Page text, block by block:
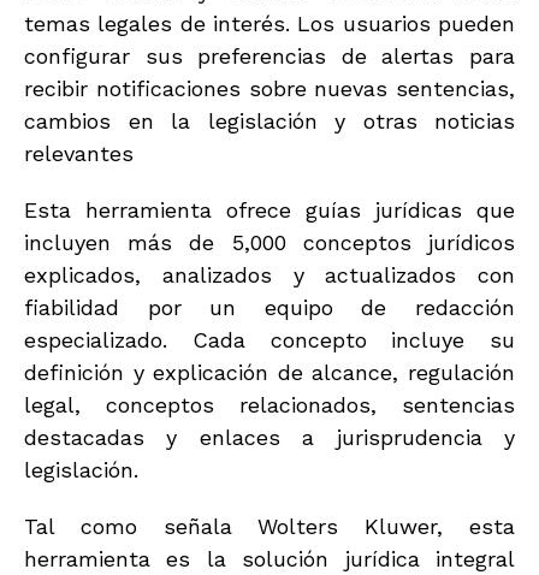
temas legales de interés. Los usuarios pueden
configurar sus preferencias de alertas para
recibir notificaciones sobre nuevas sentencias,
cambios en la legislación y otras noticias
relevantes
Esta herramienta ofrece guías jurídicas que
incluyen más de 5,000 conceptos jurídicos
explicados, analizados y actualizados con
fiabilidad por un equipo de redacción
especializado. Cada concepto incluye su
definición y explicación de alcance, regulación
legal, conceptos relacionados, sentencias
destacadas y enlaces a jurisprudencia y
legislación.
Tal como señala Wolters Kluwer, esta
herramienta es la solución jurídica integral